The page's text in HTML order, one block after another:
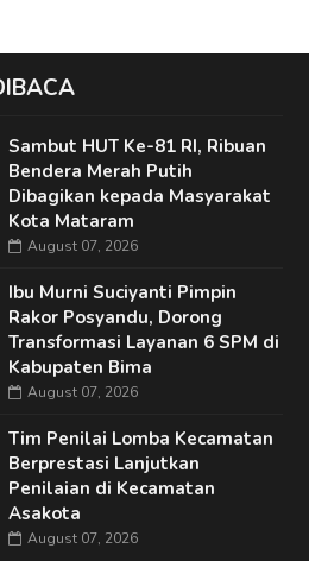
Sambut HUT Ke-81 RI, Ribuan
Bendera Merah Putih
Dibagikan kepada Masyarakat
Kota Mataram
August 07, 2026
Ibu Murni Suciyanti Pimpin
Rakor Posyandu, Dorong
Transformasi Layanan 6 SPM di
Kabupaten Bima
August 07, 2026
Tim Penilai Lomba Kecamatan
Berprestasi Lanjutkan
Penilaian di Kecamatan
Asakota
August 07, 2026